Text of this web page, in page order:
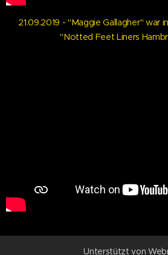
21.09.2019 - "Maggie Gallagher" war
"Notted Feet Liners
Unterstützt von